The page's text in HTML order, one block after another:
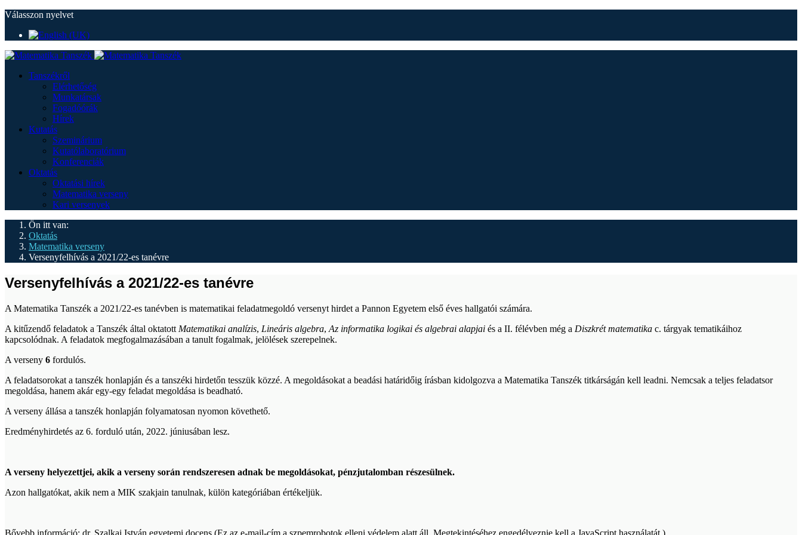
Válasszon nyelvet
Tanszékről
Elérhetőség
Munkatársak
Fogadóórák
Hírek
Kutatás
Szeminárium
Kutatólaboratórium
Konferenciák
Oktatás
Oktatási hírek
Matematika verseny
Kari versenyek
Ön itt van:
Oktatás
Matematika verseny
Versenyfelhívás a 2021/22-es tanévre
Versenyfelhívás a 2021/22-es tanévre
A Matematika Tanszék a 2021/22-es tanévben is matematikai feladatmegoldó versenyt hirdet a Pannon Egyetem első éves hallgatói számára.
A kitűzendő feladatok a Tanszék által oktatott Matematikai analízis, Lineáris algebra, Az informatika logikai és algebrai alapjai és a II. félévben még a Diszkrét matematika c. tárgyak tematikáihoz
kapcsolódnak. A feladatok megfogalmazásában a tanult fogalmak, jelölések szerepelnek.
A verseny 6 fordulós.
A feladatsorokat a tanszék honlapján és a tanszéki hirdetőn tesszük közzé. A megoldásokat a beadási határidőig írásban kidolgozva a Matematika Tanszék titkárságán kell leadni. Nemcsak a teljes feladatsor
megoldása, hanem akár egy-egy feladat megoldása is beadható.
A verseny állása a tanszék honlapján folyamatosan nyomon követhető.
Eredményhirdetés az 6. forduló után, 2022. júniusában lesz.
A verseny helyezettjei, akik a verseny során rendszeresen adnak be megoldásokat, pénzjutalomban részesülnek.
Azon hallgatókat, akik nem a MIK szakjain tanulnak, külön kategóriában értékeljük.
Bővebb információ: dr. Szalkai István egyetemi docens (Ez az e-mail-cím a szpemrobotok elleni védelem alatt áll. Megtekintéséhez engedélyeznie kell a JavaScript használatát. )